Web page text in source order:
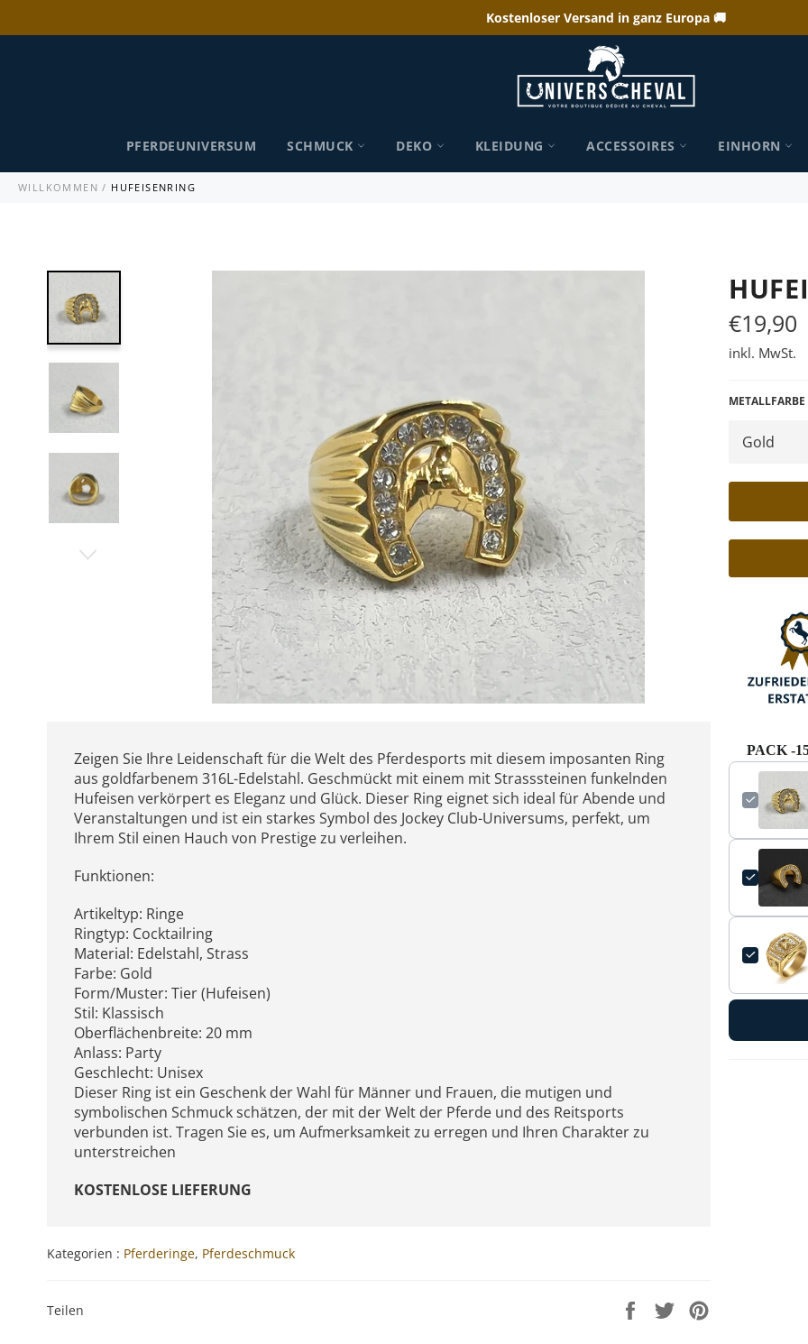
Kostenloser Versand in ganz Europa 🚚
PFERDEUNIVERSUM SCHMUCK DEKO KLEIDUNG ACCESSOIRES EINHORN
WILLKOMMEN / HUFEISENRING
Zeigen Sie Ihre Leidenschaft für die Welt des Pferdesports mit diesem imposanten Ring
aus goldfarbenem 316L-Edelstahl. Geschmückt mit einem mit Strasssteinen funkelnden
Hufeisen verkörpert es Eleganz und Glück. Dieser Ring eignet sich ideal für Abende und
Veranstaltungen und ist ein starkes Symbol des Jockey Club-Universums, perfekt, um
Ihrem Stil einen Hauch von Prestige zu verleihen.
Funktionen:
Artikeltyp: Ringe
Ringtyp: Cocktailring
Material: Edelstahl, Strass
Farbe: Gold
Form/Muster: Tier (Hufeisen)
Stil: Klassisch
Oberflächenbreite: 20 mm
Anlass: Party
Geschlecht: Unisex
Dieser Ring ist ein Geschenk der Wahl für Männer und Frauen, die mutigen und
symbolischen Schmuck schätzen, der mit der Welt der Pferde und des Reitsports
verbunden ist. Tragen Sie es, um Aufmerksamkeit zu erregen und Ihren Charakter zu
unterstreichen
KOSTENLOSE LIEFERUNG
Kategorien : Pferderinge, Pferdeschmuck
Teilen
Auf
Auf
Normaler
Preis
€19,90
inkl. MwSt.
METALLFARBE
PACK -